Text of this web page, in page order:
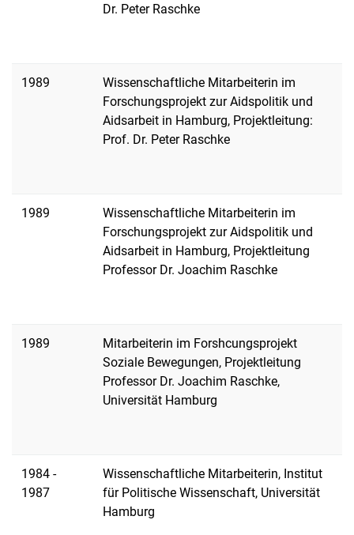
Dr. Peter Raschke
1989
Wissenschaftliche Mitarbeiterin im
Forschungsprojekt zur Aidspolitik und
Aidsarbeit in Hamburg, Projektleitung:
Prof. Dr. Peter Raschke
1989
Wissenschaftliche Mitarbeiterin im
Forschungsprojekt zur Aidspolitik und
Aidsarbeit in Hamburg, Projektleitung
Professor Dr. Joachim Raschke
1989
Mitarbeiterin im Forshcungsprojekt
Soziale Bewegungen, Projektleitung
Professor Dr. Joachim Raschke,
Universität Hamburg
1984 -
1987
Wissenschaftliche Mitarbeiterin, Institut
für Politische Wissenschaft, Universität
Hamburg